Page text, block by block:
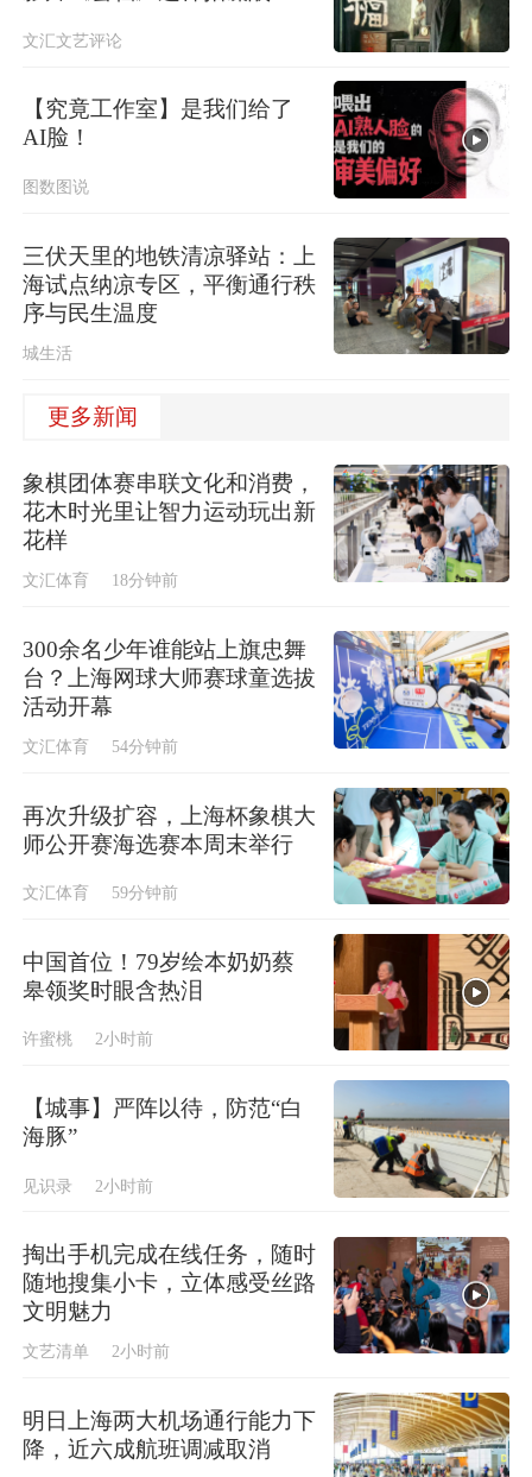
文汇文艺评论
【究竟工作室】是我们给了
AI脸！
图数图说
三伏天里的地铁清凉驿站：上
海试点纳凉专区，平衡通行秩
序与民生温度
城生活
更多新闻
象棋团体赛串联文化和消费，
花木时光里让智力运动玩出新
花样
文汇体育 18分钟前
300余名少年谁能站上旗忠舞
台？上海网球大师赛球童选拔
活动开幕
文汇体育 54分钟前
再次升级扩容，上海杯象棋大
师公开赛海选赛本周末举行
文汇体育 59分钟前
中国首位！79岁绘本奶奶蔡
皋领奖时眼含热泪
许蜜桃 2小时前
【城事】严阵以待，防范“白
海豚”
见识录 2小时前
掏出手机完成在线任务，随时
随地搜集小卡，立体感受丝路
文明魅力
文艺清单 2小时前
明日上海两大机场通行能力下
降，近六成航班调减取消